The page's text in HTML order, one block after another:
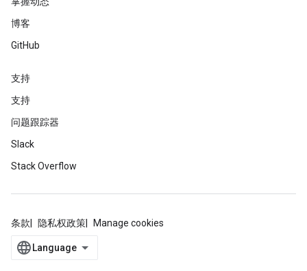
博客
GitHub
支持
支持
问题跟踪器
Slack
Stack Overflow
条款 隐私权政策 Manage cookies